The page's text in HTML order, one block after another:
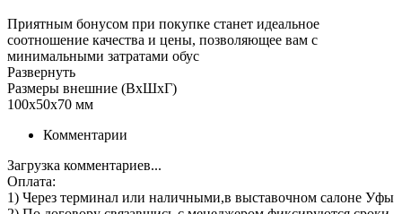
Приятным бонусом при покупке станет идеальное
соотношение качества и цены, позволяющее вам с
минимальными затратами обус
Развернуть
Размеры внешние (ВхШхГ)
100x50x70 мм
Комментарии
Загрузка комментариев...
Оплата:
1) Через терминал или наличными,в выставочном салоне Уфы